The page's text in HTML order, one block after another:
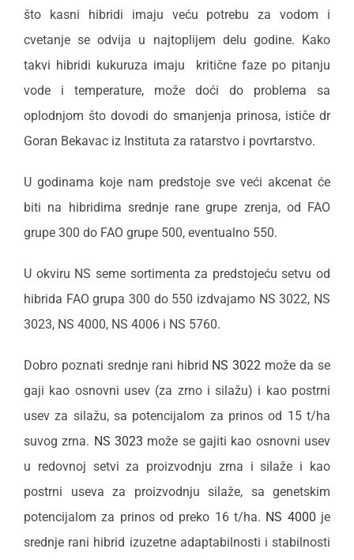
što kasni hibridi imaju veću potrebu za vodom i
cvetanje se odvija u najtoplijem delu godine. Kako
takvi hibridi kukuruza imaju kritične faze po pitanju
vode i temperature, može doći do problema sa
oplodnjom što dovodi do smanjenja prinosa, ističe dr
Goran Bekavac iz Instituta za ratarstvo i povrtarstvo.
U godinama koje nam predstoje sve veći akcenat će
biti na hibridima srednje rane grupe zrenja, od FAO
grupe 300 do FAO grupe 500, eventualno 550.
U okviru NS seme sortimenta za predstojeću setvu od
hibrida FAO grupa 300 do 550 izdvajamo NS 3022, NS
3023, NS 4000, NS 4006 i NS 5760.
Dobro poznati srednje rani hibrid NS 3022 može da se
gaji kao osnovni usev (za zrno i silažu) i kao postrni
usev za silažu, sa potencijalom za prinos od 15 t/ha
suvog zrna. NS 3023 može se gajiti kao osnovni usev
u redovnoj setvi za proizvodnju zrna i silaže i kao
postrni useva za proizvodnju silaže, sa genetskim
potencijalom za prinos od preko 16 t/ha. NS 4000 je
srednje rani hibrid izuzetne adaptabilnosti i stabilnosti